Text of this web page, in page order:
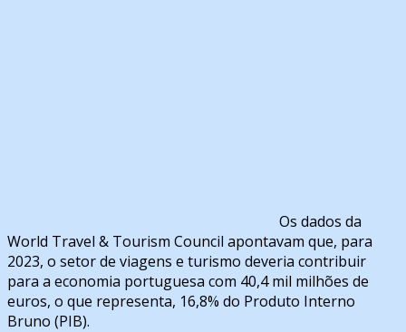
Os dados da
World Travel & Tourism Council apontavam que, para
2023, o setor de viagens e turismo deveria contribuir
para a economia portuguesa com 40,4 mil milhões de
euros, o que representa, 16,8% do Produto Interno
Bruno (PIB).